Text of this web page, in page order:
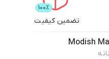
تضمین کیفیت
Modish